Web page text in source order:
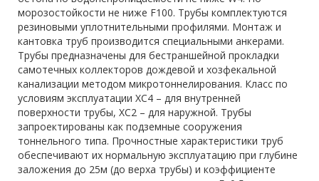
морозостойкости не ниже F100. Трубы комплектуются
резиновыми уплотнительными профилями. Монтаж и
кантовка труб производится специальными анкерами.
Трубы предназначены для бестраншейной прокладки
самотечных коллекторов дождевой и хозфекальной
канализации методом микротоннелирования. Класс по
условиям эксплуатации ХС4 – для внутренней
поверхности трубы, ХС2 – для наружной. Трубы
запроектированы как подземные сооружения
тоннельного типа. Прочностные характеристики труб
обеспечивают их нормальную эксплуатацию при глубине
заложения до 25м (до верха трубы) и коэффициенте